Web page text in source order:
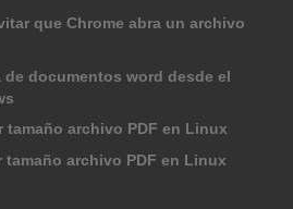
que Chrome abra un archivo
de documentos word desde el
tamaño archivo PDF en Linux
tamaño archivo PDF en Linux